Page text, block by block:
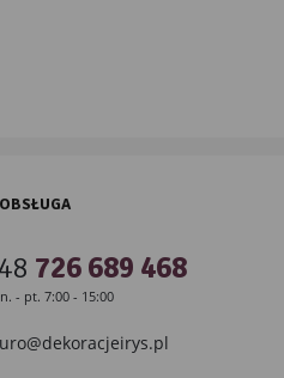
726 689 468
- pt. 7:00 - 15:00